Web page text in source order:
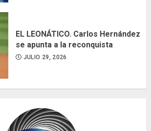
EL LEONÁTICO. Carlos Hernández
se apunta a la reconquista
JULIO 29, 2026